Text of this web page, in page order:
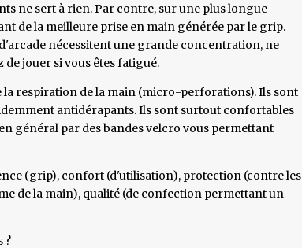
ne sert à rien. Par contre, sur une plus longue
de la meilleure prise en main générée par le grip.
nécessitent une grande concentration, ne
jouer si vous êtes fatigué.
respiration de la main (micro-perforations). Ils sont
antidérapants. Ils sont surtout confortables
général par des bandes velcro vous permettant
(grip), confort (d'utilisation), protection (contre les
de la main), qualité (de confection permettant un
?